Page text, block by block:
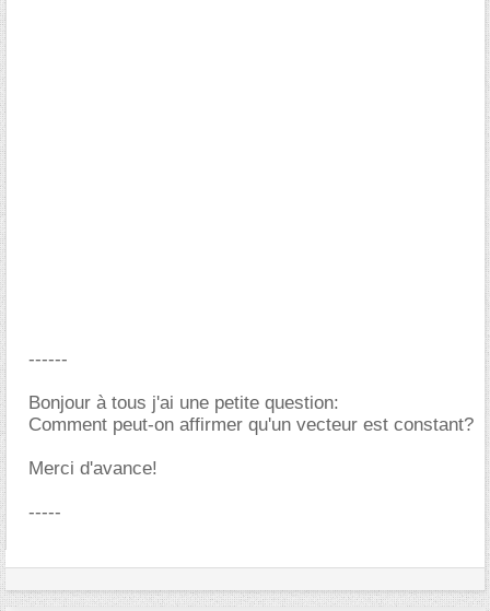
------
Bonjour à tous j'ai une petite question:
Comment peut-on affirmer qu'un vecteur est constant?
Merci d'avance!
-----